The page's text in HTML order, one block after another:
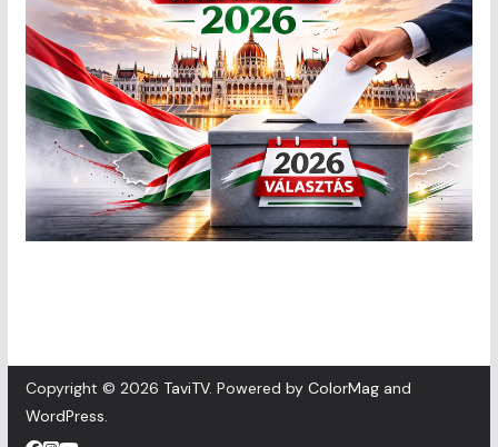
Copyright © 2026 TaviTV. Powered by ColorMagand
WordPress.